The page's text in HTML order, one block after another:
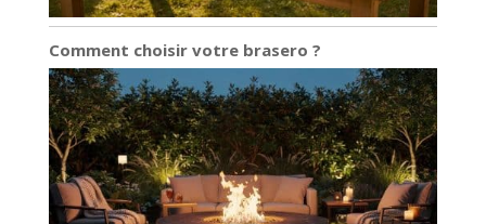
Comment choisir votre brasero ?